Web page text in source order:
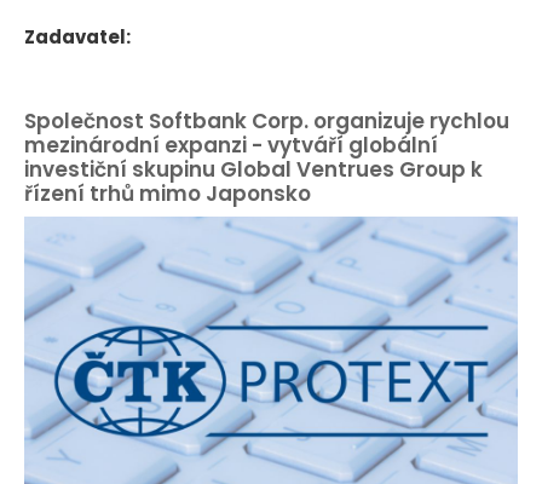
Zadavatel:
Společnost Softbank Corp. organizuje rychlou
mezinárodní expanzi - vytváří globální
investiční skupinu Global Ventrues Group k
řízení trhů mimo Japonsko